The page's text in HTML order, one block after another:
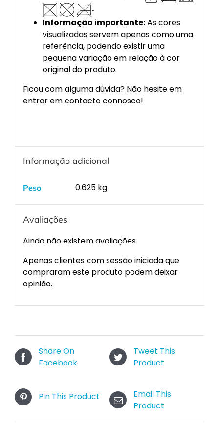
.
Informação importante:As cores
visualizadas servem apenas como uma
referência, podendo existir uma
pequena variação em relação à cor
original do produto.
Ficou com alguma dúvida? Não hesite em
entrar em contacto connosco!
Informação adicional
Peso 0.625 kg
Avaliações
Ainda não existem avaliações.
Apenas clientes com sessão iniciada que
compraram este produto podem deixar
opinião.
Share On
Facebook
Tweet This
Product
Pin This Product
Email This
Product